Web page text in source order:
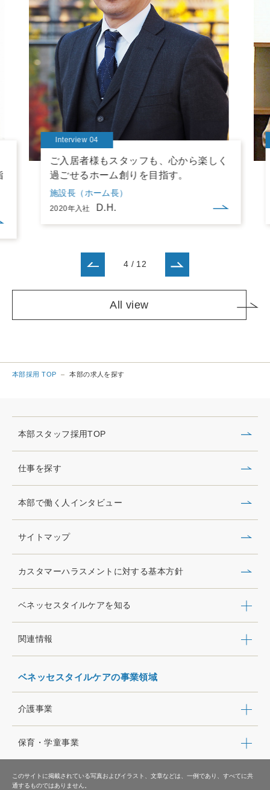
Interview 04
ご入居者様もスタッフも、心から楽しく
過ごせるホーム創りを目指す。
施設長（ホーム長）
2020年入社 D.H.
4 / 12
All view
本部採用 TOP 本部の求人を探す
本部スタッフ採用TOP
仕事を探す
本部で働く人インタビュー
サイトマップ
カスタマーハラスメントに対する基本方針
ベネッセスタイルケアを知る
関連情報
ベネッセスタイルケアの事業領域
介護事業
保育・学童事業
このサイトに掲載されている写真およびイラスト、文章などは、一例であり、すべてに共
通するものではありません。